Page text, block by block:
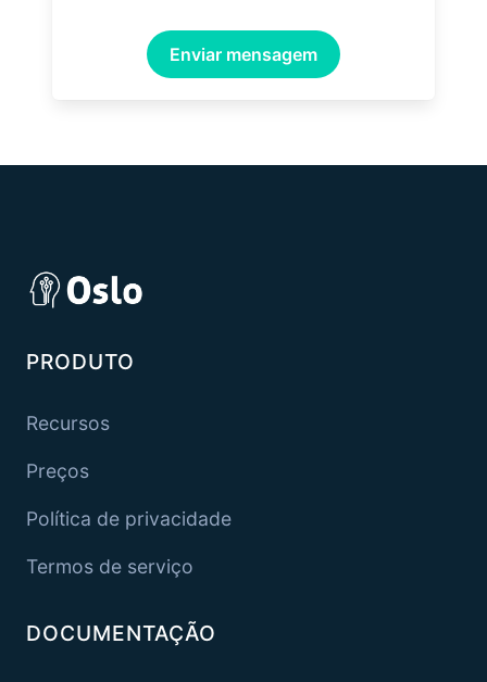
Enviar mensagem
PRODUTO
Recursos
Preços
Política de privacidade
Termos de serviço
DOCUMENTAÇÃO